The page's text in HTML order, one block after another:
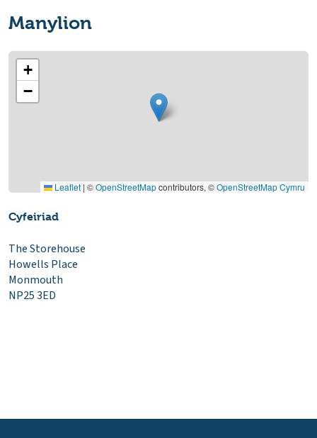
Manylion
+
−
Leaflet | ©OpenStreetMapcontributors, ©OpenStreetMap Cymru
Cyfeiriad
The Storehouse
Howells Place
Monmouth
NP25 3ED